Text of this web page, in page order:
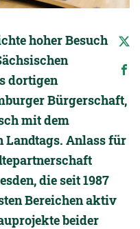
hoher Besuch
dortigen
Bürgerschaft,
mit dem
Landtags. Anlass für
die seit 1987
Bereichen aktiv
beider